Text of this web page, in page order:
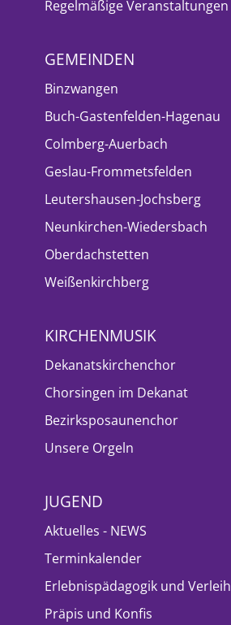
Regelmäßige Veranstaltungen
GEMEINDEN
Binzwangen
Buch-Gastenfelden-Hagenau
Colmberg-Auerbach
Geslau-Frommetsfelden
Leutershausen-Jochsberg
Neunkirchen-Wiedersbach
Oberdachstetten
Weißenkirchberg
KIRCHENMUSIK
Dekanatskirchenchor
Chorsingen im Dekanat
Bezirksposaunenchor
Unsere Orgeln
JUGEND
Aktuelles - NEWS
Terminkalender
Erlebnispädagogik und Verleih
Präpis und Konfis